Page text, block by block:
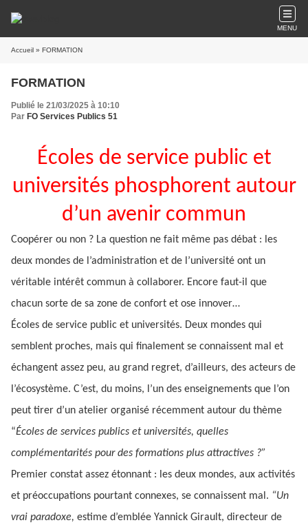
MENU
Accueil » FORMATION
FORMATION
Publié le 21/03/2025 à 10:10
Par FO Services Publics 51
Écoles de service public et
universités phosphorent autour
d’un avenir commun
Coopérer ou non ? La question ne fait même pas débat : les
deux mondes de l’administration et de l’université ont un
véritable intérêt commun à collaborer. Encore faut-il que
chacun sorte de sa zone de confort et ose innover…
Écoles de service public et universités. Deux mondes qui
semblent proches, mais qui finalement se connaissent mal et
échangent assez peu, au grand regret, d’ailleurs, des acteurs de
l’écosystème. C’est, du moins, l’un des enseignements que l’on
peut tirer d’un atelier organisé récemment autour du thème
“Écoles de services publics et universités, quelles
complémentarités pour des formations plus attractives ?”
Premier constat assez étonnant : les deux mondes, aux activités
et préoccupations pourtant connexes, se connaissent mal. “Un
vrai paradoxe, estime d’emblée Yannick Girault, directeur de